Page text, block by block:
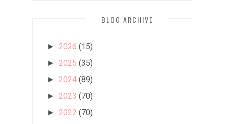
BLOG ARCHIVE
► 2026 (15)
► 2025 (35)
► 2024 (89)
► 2023 (70)
► 2022 (70)